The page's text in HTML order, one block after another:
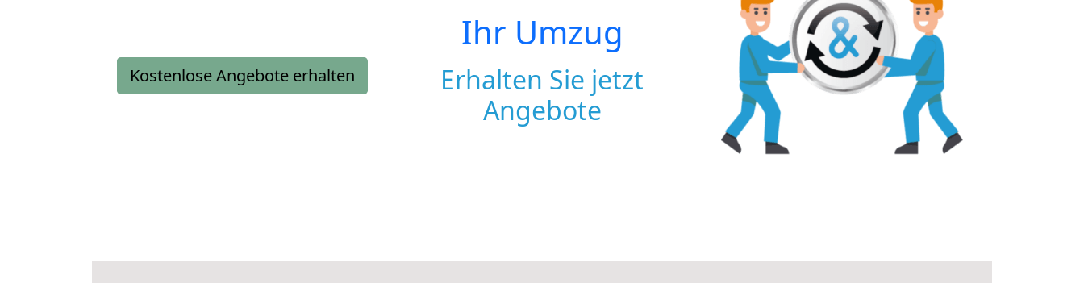
Kostenlose Angebote erhalten
Ihr Umzug
Erhalten Sie jetzt
Angebote